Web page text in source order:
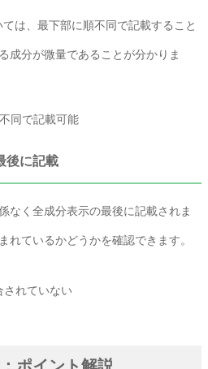
は、最下部に順不同で記載すること
成分が微量であることが分かりま
同で記載可能
後に記載
なく全成分表示の最後に記載されま
れているかどうかを確認できます。
されていない